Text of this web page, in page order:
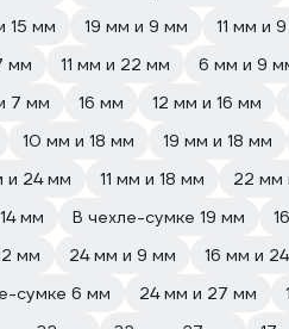
15 мм 19 мм и 9 мм 11 мм и
мм 11 мм и 22 мм 6 мм и 9
7 мм 16 мм 12 мм и 16 мм
10 мм и 18 мм 19 мм и 18 мм
и 24 мм 11 мм и 18 мм 22 мм
мм В чехле-сумке 19 мм
мм 24 мм и 9 мм 16 мм и
сумке 6 мм 24 мм и 27 мм